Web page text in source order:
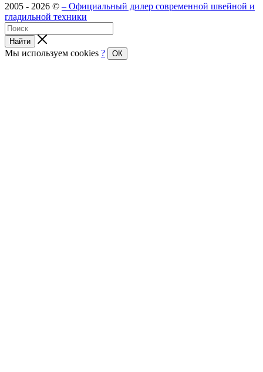
2005 - 2026 © – Официальный дилер современной швейной и
гладильной техники
Найти
Мы используем cookies ? ОК